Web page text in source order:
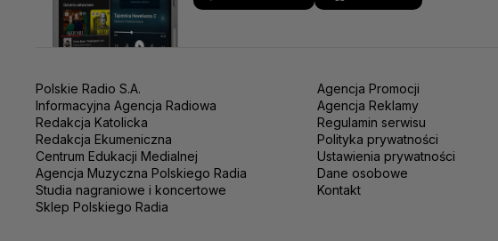
Polskie Radio S.A.
Informacyjna Agencja Radiowa
Redakcja Katolicka
Redakcja Ekumeniczna
Centrum Edukacji Medialnej
Agencja Muzyczna Polskiego Radia
Studia nagraniowe i koncertowe
Sklep Polskiego Radia
Agencja Promocji
Agencja Reklamy
Regulamin serwisu
Polityka prywatności
Ustawienia prywatności
Dane osobowe
Kontakt